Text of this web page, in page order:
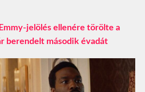
jelölés ellenére törölte a
berendelt második évadát